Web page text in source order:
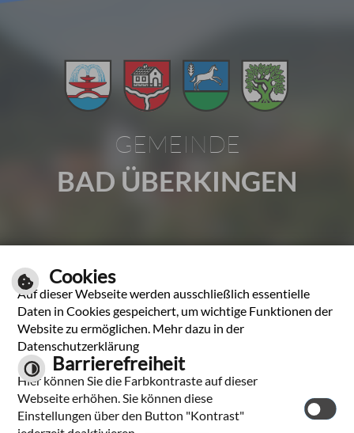
GEMEINDE
BAD ÜBERKINGEN
Tel.: 07331 2009-0 | Fax: 07331 2009-37
E-Mail schreiben
Unsere Öffnungszeiten
Leichte Sprache
Cookies
Auf dieser Webseite werden ausschließlich essentielle
Daten in Cookies gespeichert, um wichtige Funktionen der
Website zu ermöglichen. Mehr dazu in der
Datenschutzerklärung
Barrierefreiheit
Hier können Sie die Farbkontraste auf dieser
Webseite erhöhen. Sie können diese
Einstellungen über den Button "Kontrast"